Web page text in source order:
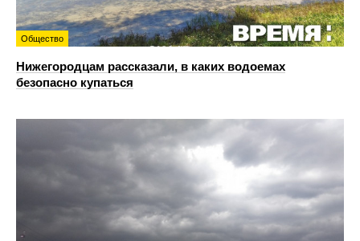
Общество
Нижегородцам рассказали, в каких водоемах
безопасно купаться